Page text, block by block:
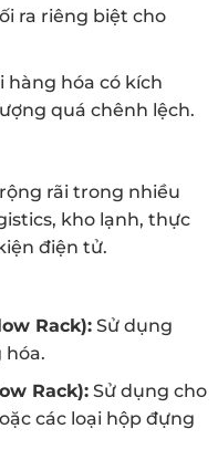
ra riêng biệt cho
hàng hóa có kích
quá chênh lệch.
rãi trong nhiều
kho lạnh, thực
điện tử.
Rack): Sử dụng
hóa.
Rack): Sử dụng cho
các loại hộp đựng